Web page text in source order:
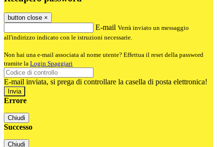
button close ×
E-mail Verrà inviato un messaggio
all'indirizzo indicato con le istruzioni necessarie.
Non hai una e-mail associata al nome utente? Effettua il reset della password
tramite la Login Spaggiari
E-mail inviata, si prega di controllare la casella di posta elettronica!
Errore
Chiudi
Successo
Chiudi